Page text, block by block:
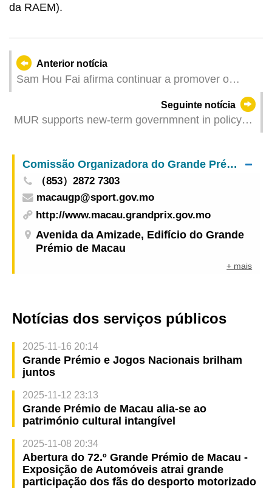
da RAEM).
Anterior notícia
Sam Hou Fai afirma continuar a promover o
princípio de «um país, dois sistemas», construir
um lar melhor e a não defraudar a confiança e
expectativas do Governo Central e da população
Seguinte notícia
MUR supports new-term governmnent in policy
Comissão Organizadora do Grande Prémio de Macau
（853）2872 7303
macaugp@sport.gov.mo
http://www.macau.grandprix.gov.mo
Avenida da Amizade, Edifício do Grande
Prémio de Macau
+ mais
Notícias dos serviços públicos
2025-11-16 20:14
Grande Prémio e Jogos Nacionais brilham
juntos
2025-11-12 23:13
Grande Prémio de Macau alia-se ao
património cultural intangível
2025-11-08 20:34
Abertura do 72.º Grande Prémio de Macau -
Exposição de Automóveis atrai grande
participação dos fãs do desporto motorizado